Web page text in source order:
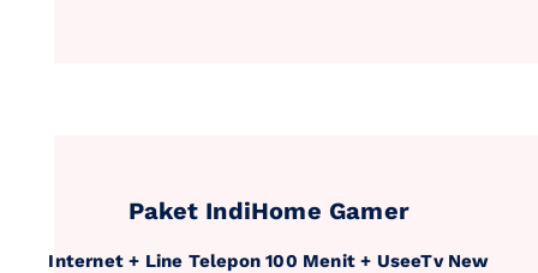
Paket IndiHome Gamer
Internet + Line Telepon 100 Menit + UseeTv New